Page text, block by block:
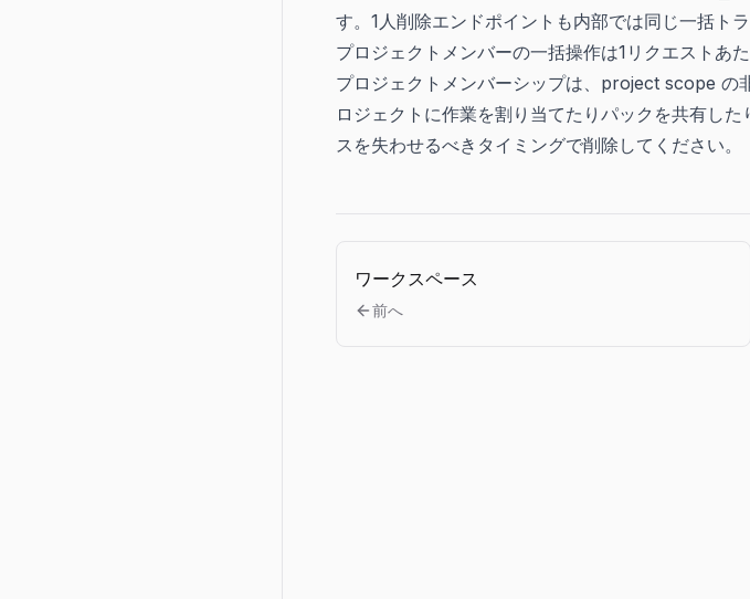
す。1人削除エンドポイントも内部では同じ一括ト
プロジェクトメンバーの一括操作は1リクエストあ
プロジェクトメンバーシップは、project scope の
ロジェクトに作業を割り当てたりパックを共有し
スを失わせるべきタイミングで削除してください。
ワークスペース
前へ